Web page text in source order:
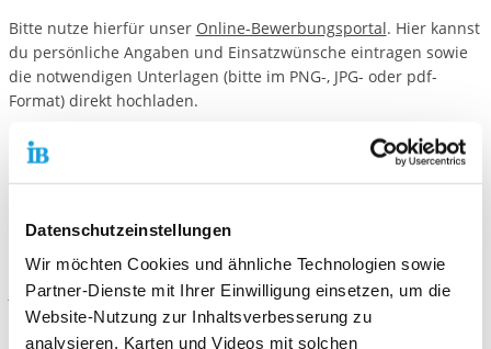
Datenschutzeinstellungen
Wir möchten Cookies und ähnliche Technologien sowie
Partner-Dienste mit Ihrer Einwilligung einsetzen, um die
Website-Nutzung zur Inhaltsverbesserung zu
analysieren, Karten und Videos mit solchen
Bitte nutze hierfür unser Online-Bewerbungsportal. Hier kannst
du persönliche Angaben und Einsatzwünsche eintragen sowie
die notwendigen Unterlagen (bitte im PNG-, JPG- oder pdf-
Format) direkt hochladen.
Wir freuen uns auf deine Bewerbung!
Kontaktiere uns!
E-Mail schreiben